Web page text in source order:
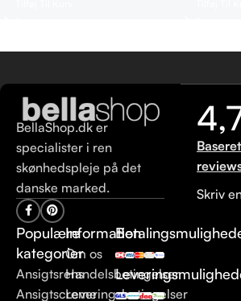
BellaShop.dk er
specialister i ren
skønhedspleje på det
danske marked.
Populære
kategorier
Ansigtsrens
Ansigtscreme
Information
Om os
Handelsbetingelser
Leveringsbetingelser
Skriv